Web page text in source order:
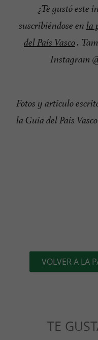
¿Te gustó este
suscribiéndose en la
del País Vasco.
Instagram
Fotos y artículo
la Guía del País Vasco
VOLVER A LA
TE